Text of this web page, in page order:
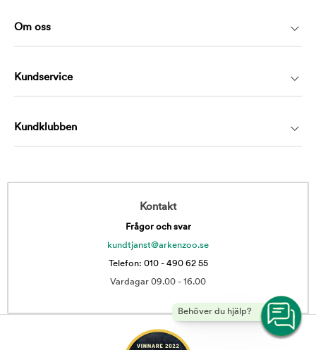
Behöver du hjälp?
Om oss
Kundservice
Kundklubben
Kontakt
Frågor och svar
kundtjanst@arkenzoo.se
Telefon: 010 - 490 62 55
Vardagar 09.00 - 16.00